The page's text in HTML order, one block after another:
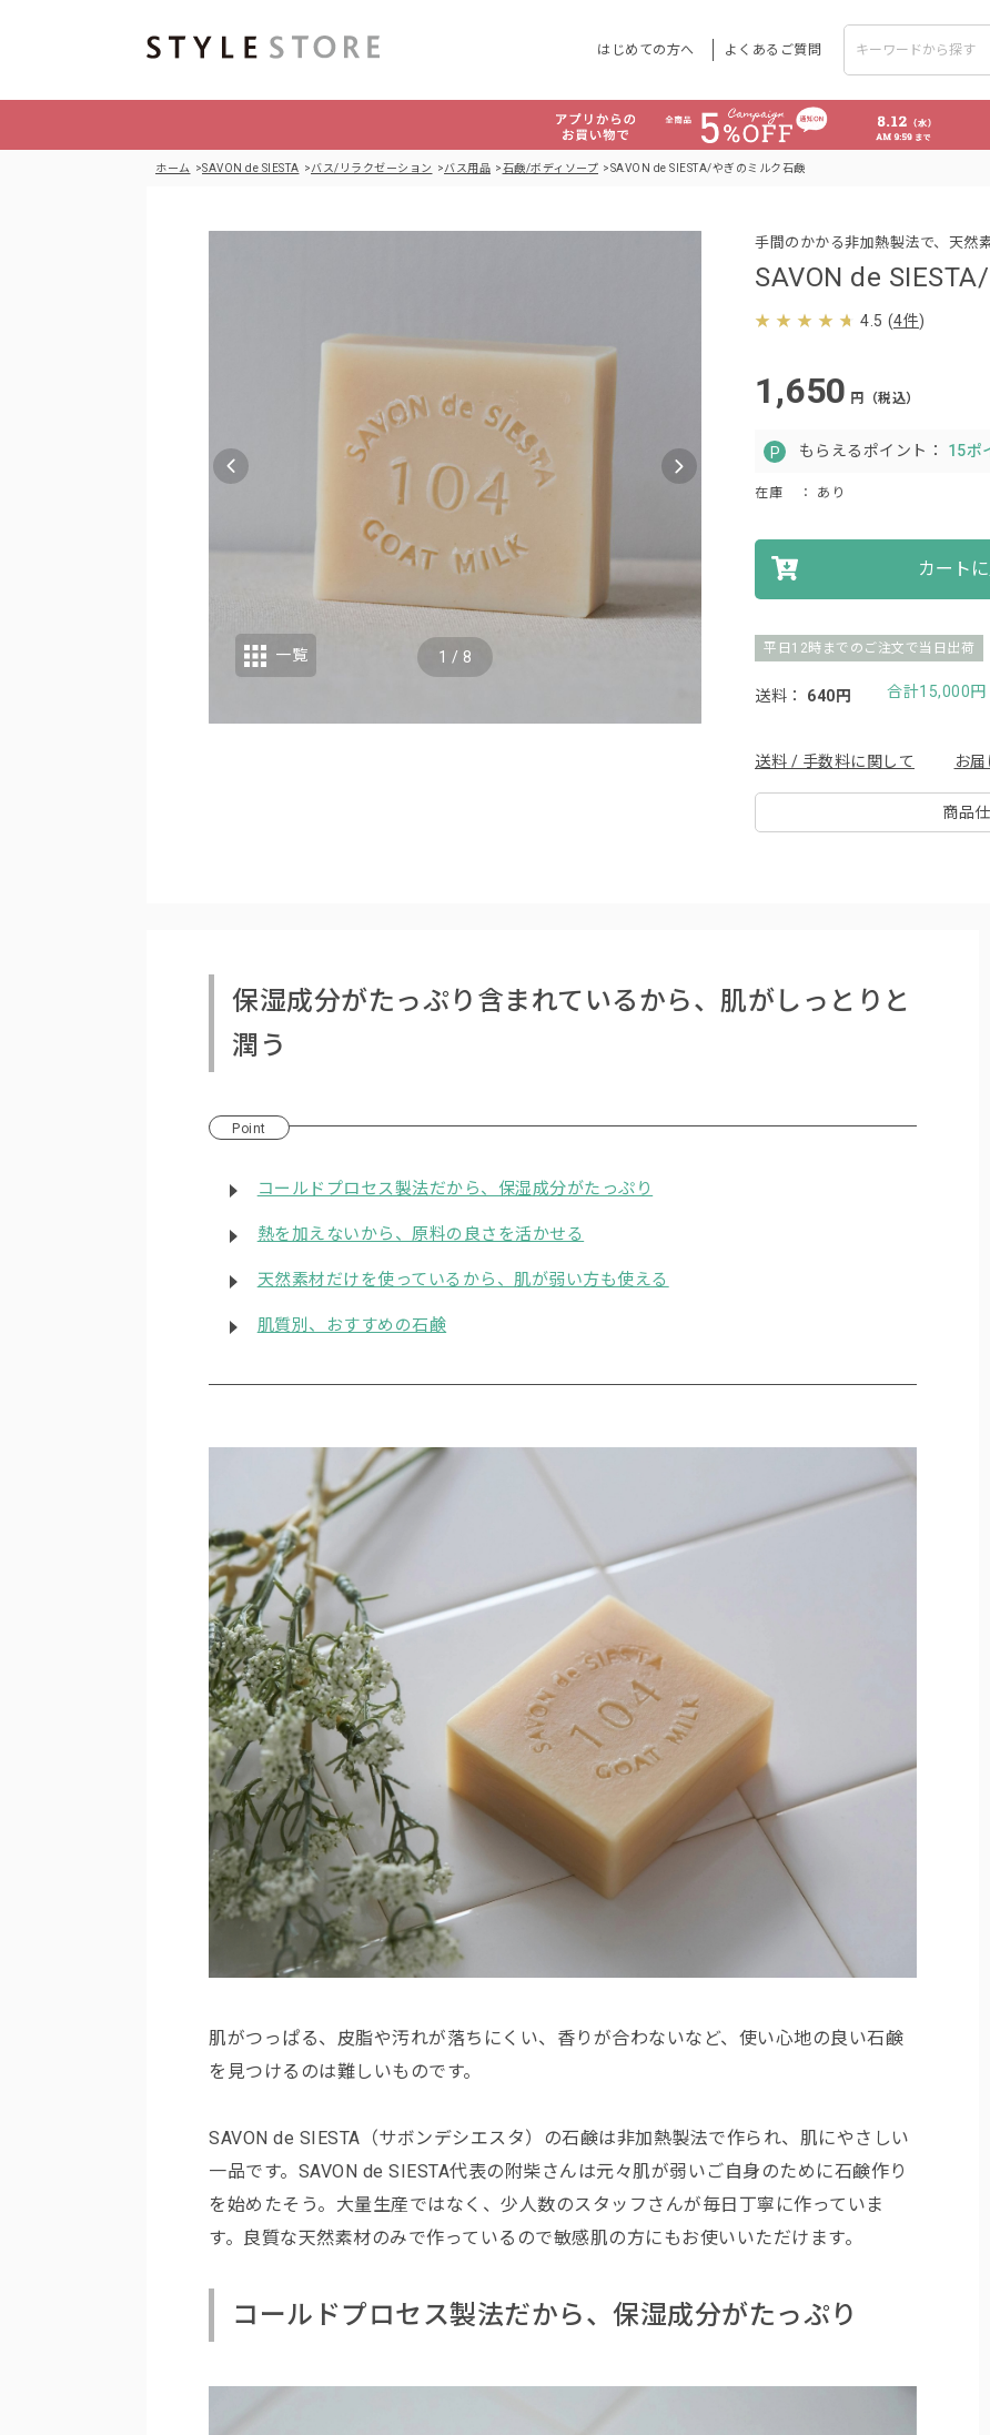
はじめての方へ よくあるご質問
ホーム SAVON de SIESTA バス/リラクゼーション バス用品 石鹸/ボディソープ SAVON de SIESTA/やぎのミルク石鹸
SAVON de
手間のかかる非加熱製法で、天然
4.5 (4件)
1,650 円（税込）
もらえるポイント： 15ポ
在庫 ： あり
カート
平日12時までのご注文で当日出荷
送料： 640円 合計15,000円
送料 / 手数料に関して お
商品
1 / 8
一覧
保湿成分がたっぷり含まれているから、肌がしっとりと
潤う
Point
コールドプロセス製法だから、保湿成分がたっぷり
熱を加えないから、原料の良さを活かせる
天然素材だけを使っているから、肌が弱い方も使える
肌質別、おすすめの石鹸
肌がつっぱる、皮脂や汚れが落ちにくい、香りが合わないなど、使い心地の良い石鹸
を見つけるのは難しいものです。
SAVON de SIESTA（サボンデシエスタ）の石鹸は非加熱製法で作られ、肌にやさしい
一品です。SAVON de SIESTA代表の附柴さんは元々肌が弱いご自身のために石鹸作り
を始めたそう。大量生産ではなく、少人数のスタッフさんが毎日丁寧に作っていま
す。良質な天然素材のみで作っているので敏感肌の方にもお使いいただけます。
コールドプロセス製法だから、保湿成分がたっぷり